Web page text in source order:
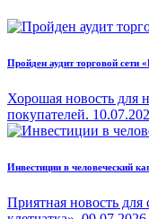
Пройден аудит торговой сети
Хорошая новость для
покупателей.
Инвестиции в человеческий
Приятная новость